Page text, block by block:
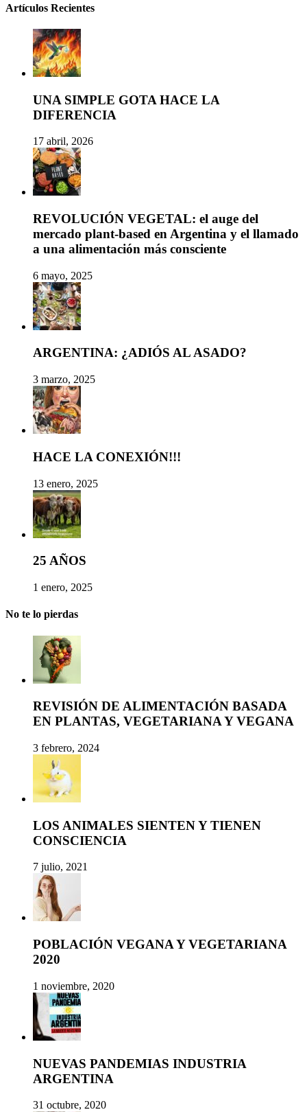
Artículos Recientes
UNA SIMPLE GOTA HACE LA
DIFERENCIA
17 abril, 2026
REVOLUCIÓN VEGETAL: el auge del
mercado plant-based en Argentina y el llamado
a una alimentación más consciente
6 mayo, 2025
ARGENTINA: ¿ADIÓS AL ASADO?
3 marzo, 2025
HACE LA CONEXIÓN!!!
13 enero, 2025
25 AÑOS
1 enero, 2025
No te lo pierdas
REVISIÓN DE ALIMENTACIÓN BASADA
EN PLANTAS, VEGETARIANA Y VEGANA
3 febrero, 2024
LOS ANIMALES SIENTEN Y TIENEN
CONSCIENCIA
7 julio, 2021
POBLACIÓN VEGANA Y VEGETARIANA
2020
1 noviembre, 2020
NUEVAS PANDEMIAS INDUSTRIA
ARGENTINA
31 octubre, 2020